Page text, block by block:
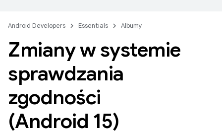
Android Developers Essentials Albumy
Zmiany w systemie
sprawdzania
zgodności
(Android 15)